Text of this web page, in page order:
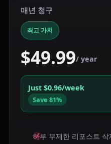
매년 청구
최고 가치
$49.99/ year
Just $0.96/week
Save 81%
하루 무제한 리포스트 삭